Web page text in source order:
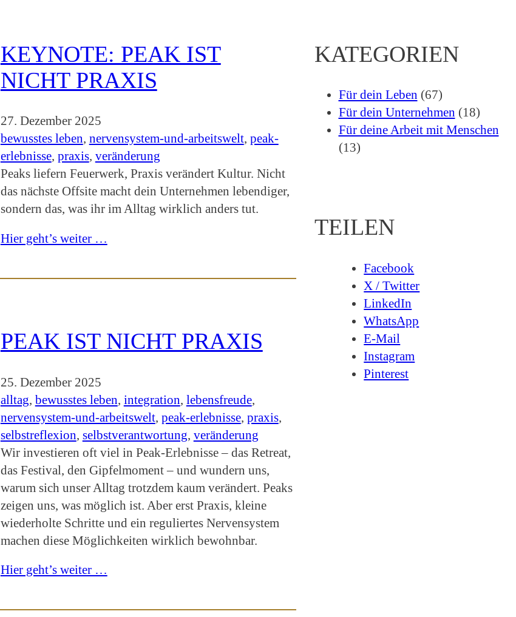
KEYNOTE: PEAK IST
NICHT PRAXIS
27. Dezember 2025
bewusstes leben, nervensystem-und-arbeitswelt, peak-
erlebnisse, praxis, veränderung
Peaks liefern Feuerwerk, Praxis verändert Kultur. Nicht
das nächste Offsite macht dein Unternehmen lebendiger,
sondern das, was ihr im Alltag wirklich anders tut.
Hier geht’s weiter …
PEAK IST NICHT PRAXIS
25. Dezember 2025
alltag, bewusstes leben, integration, lebensfreude
nervensystem-und-arbeitswelt, peak-erlebnisse, praxis
selbstreflexion, selbstverantwortung, veränderung
Wir investieren oft viel in Peak-Erlebnisse – das Retreat,
das Festival, den Gipfelmoment – und wundern uns,
warum sich unser Alltag trotzdem kaum verändert. Peaks
zeigen uns, was möglich ist. Aber erst Praxis, kleine
wiederholte Schritte und ein reguliertes Nervensystem
machen diese Möglichkeiten wirklich bewohnbar.
Hier geht’s weiter …
KATEGORIEN
Für dein Leben (67)
Für dein Unternehmen (18)
Für deine Arbeit mit Menschen
(13)
TEILEN
Facebook
X / Twitter
LinkedIn
WhatsApp
E-Mail
Instagram
Pinterest